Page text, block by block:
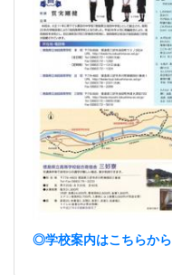
◎学校案内はこちらから